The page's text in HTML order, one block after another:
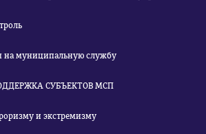
на муниципальную службу
СУБЪЕКТОВ МСП
и экстремизму